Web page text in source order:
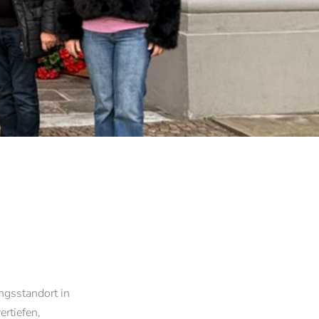
Climate, Plastics and Sustainability
in